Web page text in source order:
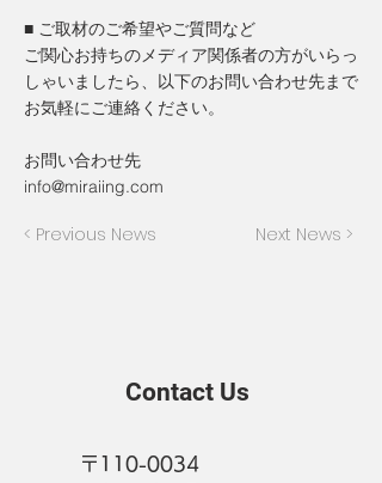
■ ご取材のご希望やご質問など
ご関心お持ちのメディア関係者の方がいらっ
しゃいましたら、以下のお問い合わせ先まで
お気軽にご連絡ください。
お問い合わせ先
info@miraiing.com
< Previous News Next News >
Contact Us
〒110-0034